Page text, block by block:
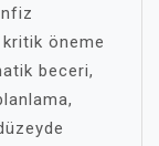
kritik öneme
beceri,